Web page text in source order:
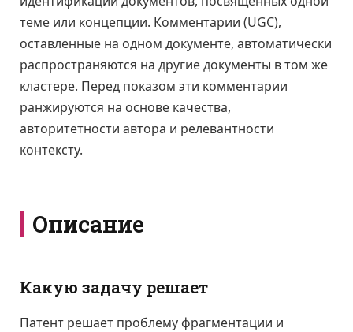
теме или концепции. Комментарии (UGC),
оставленные на одном документе, автоматически
распространяются на другие документы в том же
кластере. Перед показом эти комментарии
ранжируются на основе качества,
авторитетности автора и релевантности
контексту.
Описание
Какую задачу решает
Патент решает проблему фрагментации и